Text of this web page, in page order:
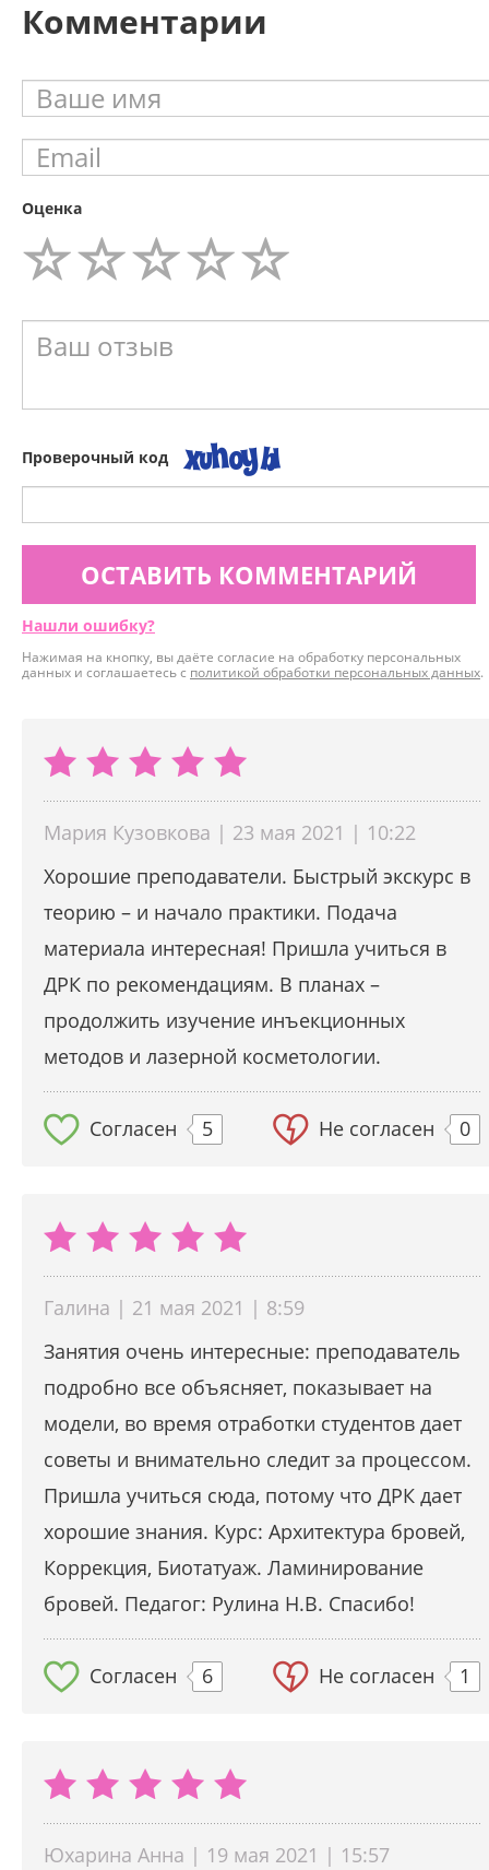
Комментарии
Оценка
Проверочный код
ОСТАВИТЬ КОММЕНТАРИЙ
Нашли ошибку?
Нажимая на кнопку, вы даёте согласие на обработку персональных
данных и соглашаетесь с политикой обработки персональных данных.
Мария Кузовкова | 23 мая 2021 | 10:22
Хорошие преподаватели. Быстрый экскурс в
теорию – и начало практики. Подача
материала интересная! Пришла учиться в
ДРК по рекомендациям. В планах –
продолжить изучение инъекционных
методов и лазерной косметологии.
Согласен 5 Не согласен 0
Галина | 21 мая 2021 | 8:59
Занятия очень интересные: преподаватель
подробно все объясняет, показывает на
модели, во время отработки студентов дает
советы и внимательно следит за процессом.
Пришла учиться сюда, потому что ДРК дает
хорошие знания. Курс: Архитектура бровей,
Коррекция, Биотатуаж. Ламинирование
бровей. Педагог: Рулина Н.В. Спасибо!
Согласен 6 Не согласен 1
Юхарина Анна | 19 мая 2021 | 15:57